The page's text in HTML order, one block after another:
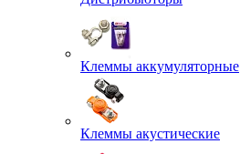
Клеммы аккумуляторные
Клеммы акустические